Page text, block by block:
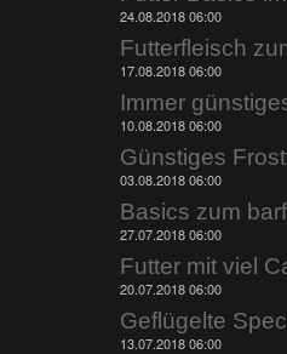
24.08.2018 06:00
Futterfleisch
17.08.2018 06:00
Immer
10.08.2018 06:00
03.08.2018 06:00
Basics zum
27.07.2018 06:00
Futter mit viel
20.07.2018 06:00
Geflügelte
13.07.2018 06:00